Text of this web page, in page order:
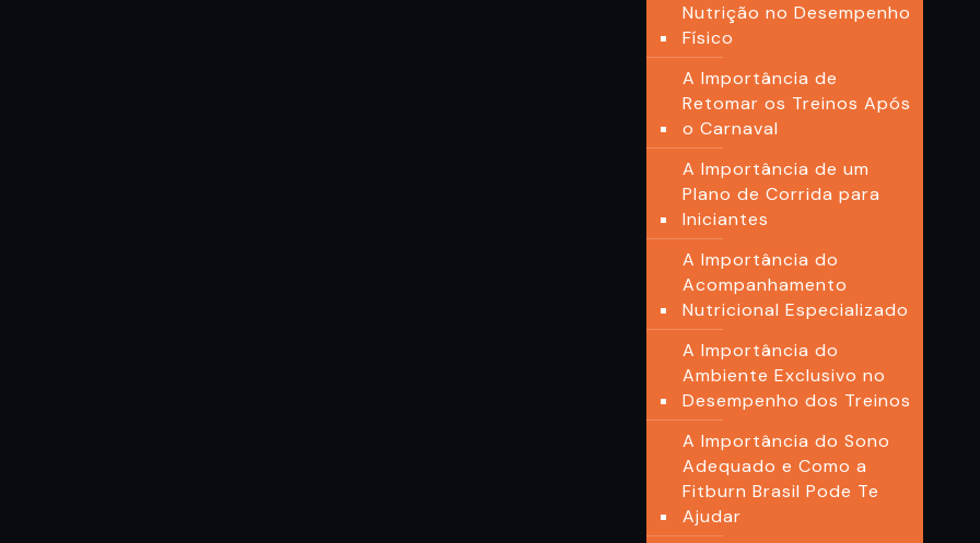
Nutrição no Desempenho
Físico
A Importância de
Retomar os Treinos Após
o Carnaval
A Importância de um
Plano de Corrida para
Iniciantes
A Importância do
Acompanhamento
Nutricional Especializado
A Importância do
Ambiente Exclusivo no
Desempenho dos Treinos
A Importância do Sono
Adequado e Como a
Fitburn Brasil Pode Te
Ajudar